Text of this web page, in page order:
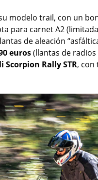
modelo trail, con un
para carnet A2
de aleación
euros(llantas de radios
Scorpion Rally STR, con